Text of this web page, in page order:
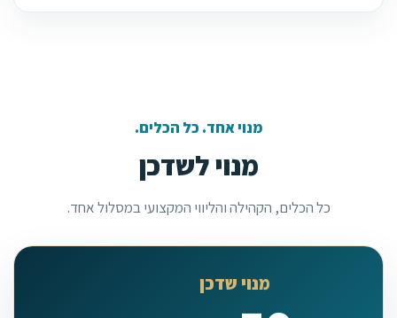
מנוי אחד. כל הכלים.
מנוי לשדכן
כל הכלים, הקהילה והליווי המקצועי במסלול אחד.
מנוי שדכן